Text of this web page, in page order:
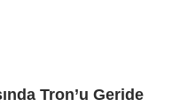
Tron’u Geride